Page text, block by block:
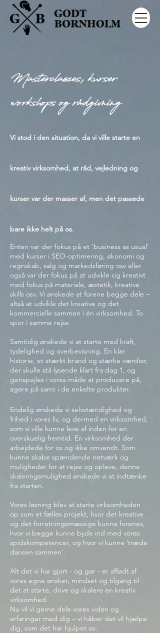
Masterclasses, kurser
workshops og rådgivning
Vi stod i den situation, da vi ville starte en
kreativ virksomhed, at råd, vejledning og
kurser var der masser af, men det passede
bare ikke helt på os.
Enten var der fokus på et ’business as usual’
med kurser i SEO-optimering, økonomi og
regnskab, salg og markedsføring osv eller
også var der fokus på at udvikle sig kreativt
med fokus på materiale, æstetik, kreative
skills osv. Vi ønskede at forene begge dele –
altså at udvikle det kreative og det
kommercielle sammen i én virksomhed. To
spor i samme rejse.
Samtidig ønskede vi at starte med kraft,
tydelighed og overbevisning. En klar
historie, et stærkt brand og stærke værdier,
der skulle stå lysende klart fra dag 1, og
genspejles i vores måde at producere på,
agere på samt i de enkelte produkter.
Endelig ønskede vi selvstændighed og
frihed i vores liv, og dermed en virksomhed,
som vi ville kunne leve af inden for en
overskuelig fremtid. En virksomhed der
arbejdede for os og ikke omvendt. Som
kunne skabe spændende netværk og
muligheder for at rejse og opleve, denne
skaleringsmulighed ønskede vi at indtænke
fra starten.
Vores løsning blev at starte virksomheden
op som et fælles projekt, hvor det kreative
og det forretningsmæssige kunne forenes,
hvor vi begge kunne byde ind med vores
spidskompetencer, og hvor vi kunne ’træde
dansen sammen’.
Alt det vi har gjort - og gør - er affødt af
vores egne ønsker, mindset og tilgang til
det at starte, drive og skalere en kreativ
virksomhed.
Nu vil vi gerne dele vores viden og
erfaringer med dig – vi håber det vil hjælpe
dig, som det har hjulpet os.